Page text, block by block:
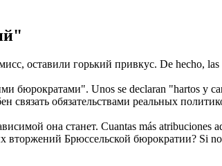
оставили горький привкус. De hecho, las
бюрократами". Unos se declaran "hartos y
связать обязательствами реальных
она станет. Cuantas más atribuciones
вторжений Брюссельской бюрократии? Si